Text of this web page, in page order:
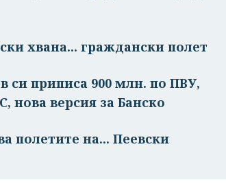
хвана... граждански полет
приписа 900 млн. по ПВУ,
нова версия за Банско
полетите на... Пеевски